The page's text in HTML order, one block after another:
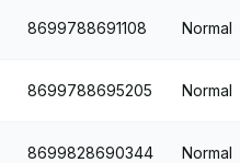
8699788691108 Normal
8699788695205 Normal
8699828690344 Normal